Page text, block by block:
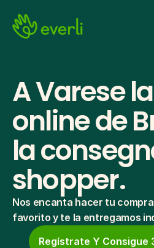
A Varese
online de
la
shopper.
Nos encanta hacer tu
favorito y te la entregamos
Regístrate Y Consigue